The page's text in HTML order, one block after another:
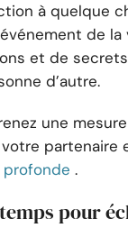
à quelque
de la
et de
d’autre.
une
partenaire
.
pour